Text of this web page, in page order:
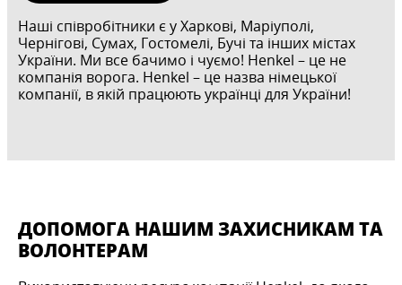
Наші співробітники є у Харкові, Маріуполі,
Чернігові, Сумах, Гостомелі, Бучі та інших містах
України. Ми все бачимо і чуємо! Henkel – це не
компанія ворога. Henkel – це назва німецької
компанії, в якій працюють українці для України!
ДОПОМОГА НАШИМ ЗАХИСНИКАМ ТА
ВОЛОНТЕРАМ